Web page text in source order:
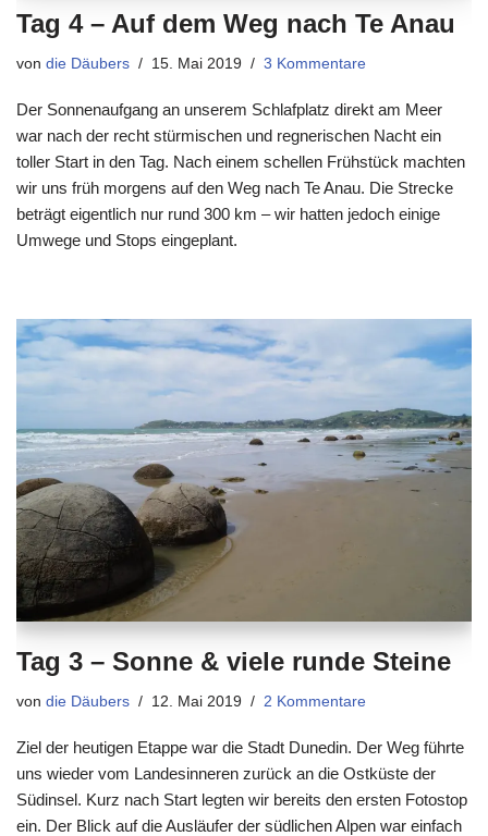
Tag 4 – Auf dem Weg nach Te Anau
von die Däubers 15. Mai 2019 3 Kommentare
Der Sonnenaufgang an unserem Schlafplatz direkt am Meer
war nach der recht stürmischen und regnerischen Nacht ein
toller Start in den Tag. Nach einem schellen Frühstück machten
wir uns früh morgens auf den Weg nach Te Anau. Die Strecke
beträgt eigentlich nur rund 300 km – wir hatten jedoch einige
Umwege und Stops eingeplant.
Tag 3 – Sonne & viele runde Steine
von die Däubers 12. Mai 2019 2 Kommentare
Ziel der heutigen Etappe war die Stadt Dunedin. Der Weg führte
uns wieder vom Landesinneren zurück an die Ostküste der
Südinsel. Kurz nach Start legten wir bereits den ersten Fotostop
ein. Der Blick auf die Ausläufer der südlichen Alpen war einfach